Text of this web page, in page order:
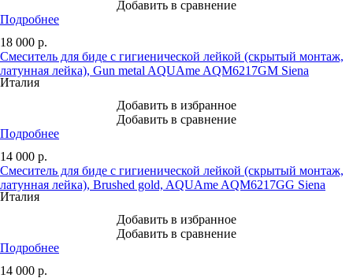
Добавить в сравнение
Подробнее
18 000 р.
Смеситель для биде с гигиенической лейкой (скрытый монтаж,
латунная лейка), Gun metal AQUAme AQM6217GM Siena
Италия
Добавить в избранное
Добавить в сравнение
Подробнее
14 000 р.
Смеситель для биде с гигиенической лейкой (скрытый монтаж,
латунная лейка), Brushed gold, AQUAme AQM6217GG Siena
Италия
Добавить в избранное
Добавить в сравнение
Подробнее
14 000 р.